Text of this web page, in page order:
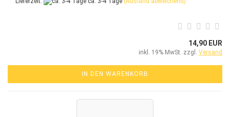
14,90 EUR
inkl. 19% MwSt. zzgl. Versand
IN DEN WARENKORB